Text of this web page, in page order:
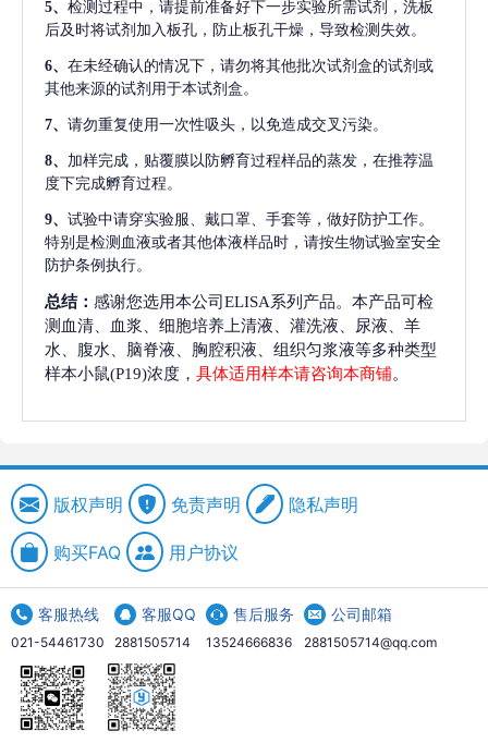
5、 检测过程中，请提前准备好下一步实验所需试剂，洗板
后及时将试剂加入板孔，防止板孔干燥，导致检测失效。
6、 在未经确认的情况下，请勿将其他批次试剂盒的试剂或
其他来源的试剂用于本试剂盒。
7、 请勿重复使用一次性吸头，以免造成交叉污染。
8、 加样完成，贴覆膜以防孵育过程样品的蒸发，在推荐温
度下完成孵育过程。
9、 试验中请穿实验服、戴口罩、手套等，做好防护工作。
特别是检测血液或者其他体液样品时，请按生物试验室安全
防护条例执行。
总结： 感谢您选用本公司ELISA系列产品。本产品可检
测血清、血浆、细胞培养上清液、灌洗液、尿液、羊
水、腹水、脑脊液、胸腔积液、组织匀浆液等多种类型
样本小鼠(P19)浓度， 具体适用样本请咨询本商铺。
版权声明 免责声明 隐私声明
购买FAQ 用户协议
客服热线
021-54461730
客服QQ
2881505714
售后服务
13524666836
公司邮箱
2881505714@qq.com